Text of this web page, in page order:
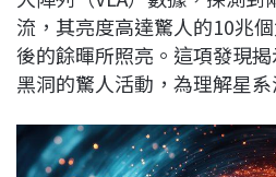
流，其亮度高達驚人的10兆
後的餘暉所照亮。這項發現
黑洞的驚人活動，為理解星